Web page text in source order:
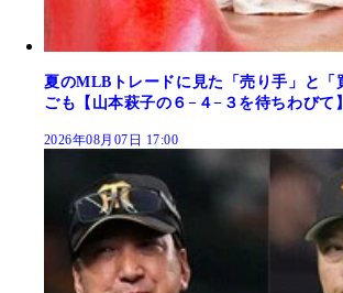
夏のMLBトレードに見た「売り手」と「
ごも【山本萩子の６−４−３を待ちわびて
2026年08月07日 17:00